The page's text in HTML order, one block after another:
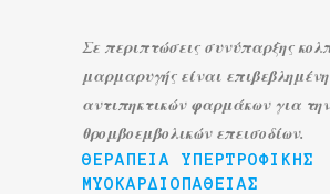
Σε περιπτώσεις συνύπαρξης
μαρμαρυγής είναι
αντιπηκτικών φαρμάκων για
θρομβοεμβολικών επεισοδίων.
ΘΕΡΑΠΕΊΑ ΥΠΕΡΤΡΟΦΙΚΉΣ
ΜΥΟΚΑΡΔΙΟΠΆΘΕΙΑΣ